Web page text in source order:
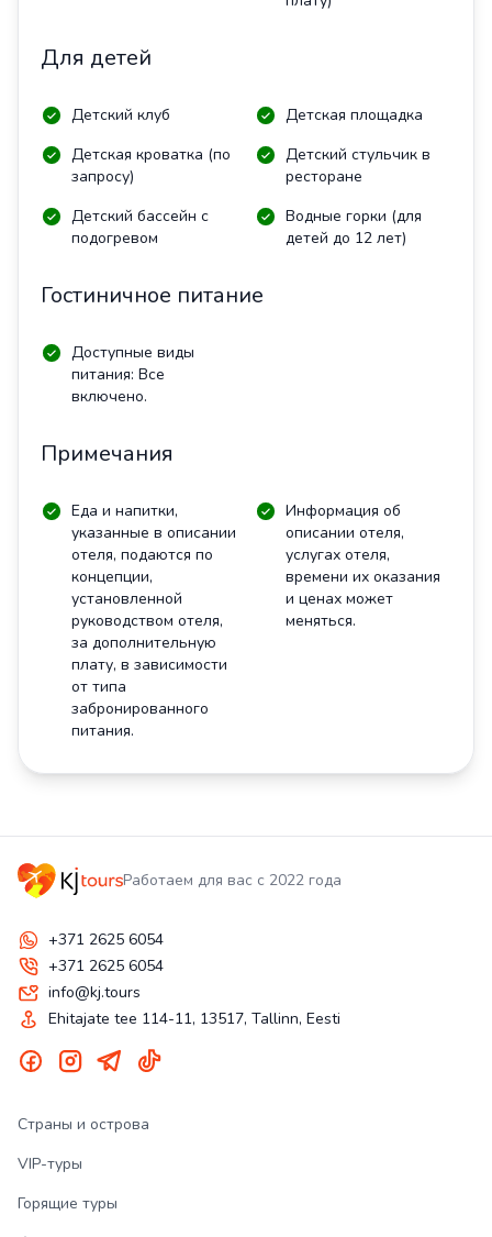
Для детей
Детский клуб
Детская площадка
Детская кроватка (по
запросу)
Детский стульчик в
ресторане
Детский бассейн с
подогревом
Водные горки (для
детей до 12 лет)
Гостиничное питание
Доступные виды
питания: Все
включено.
Примечания
Еда и напитки,
указанные в описании
отеля, подаются по
концепции,
установленной
руководством отеля,
за дополнительную
плату, в зависимости
от типа
забронированного
питания.
Информация об
описании отеля,
услугах отеля,
времени их оказания
и ценах может
меняться.
Работаем для вас с 2022 года
+371 2625 6054
+371 2625 6054
info@kj.tours
Ehitajate tee 114-11, 13517, Tallinn, Eesti
Страны и острова
VIP-туры
Горящие туры